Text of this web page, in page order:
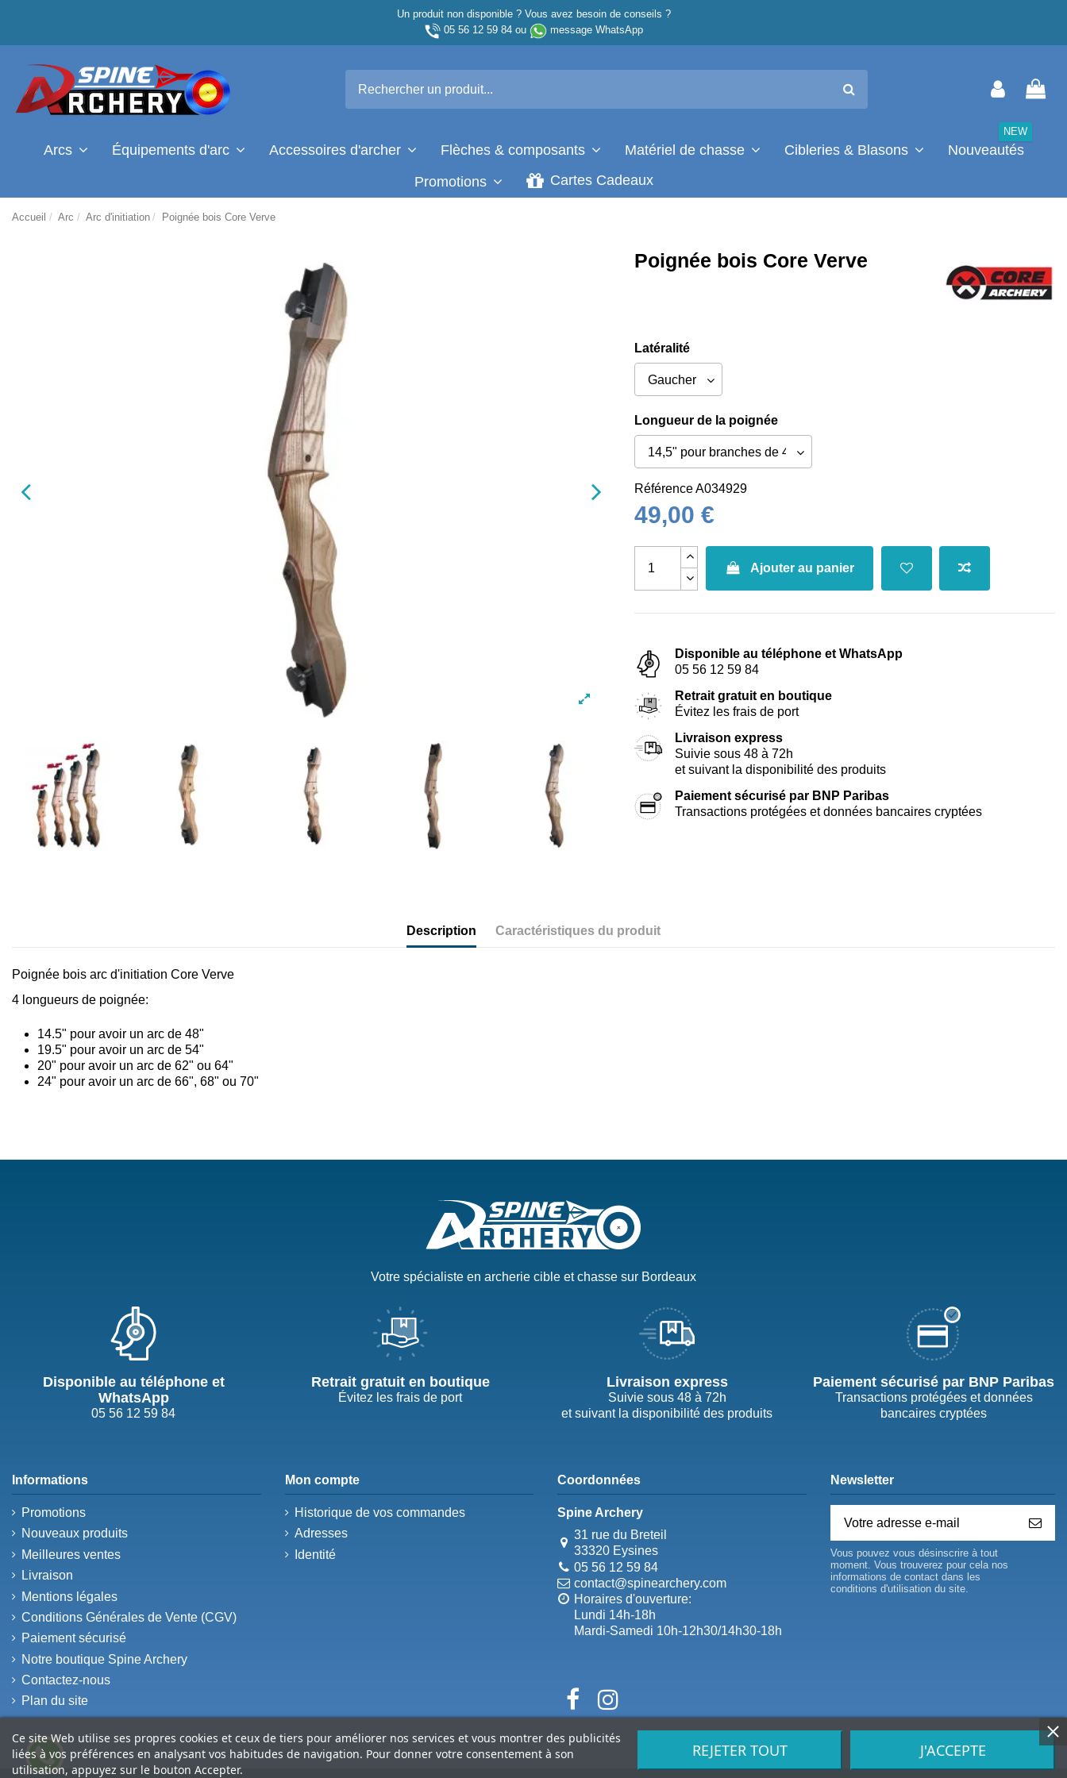
Un produit non disponible ? Vous avez besoin de conseils ?
05 56 12 59 84ou message WhatsApp
Arcs Équipements d'arc Accessoires d'archer Flèches & composants Matériel de chasse Cibleries & Blasons Nouveautés
NEW
Promotions Cartes Cadeaux
Accueil Arc Arc d'initiation Poignée bois Core Verve
Poignée bois Core Verve
Latéralité
Longueur de la poignée
RéférenceA034929
49,00 €
Ajouter au panier
Disponible au téléphone et WhatsApp
05 56 12 59 84
Retrait gratuit en boutique
Évitez les frais de port
Livraison express
Suivie sous 48 à 72h
et suivant la disponibilité des produits
Paiement sécurisé par BNP Paribas
Transactions protégées et données bancaires cryptées
Description Caractéristiques du produit
Poignée bois arc d'initiation Core Verve
4 longueurs de poignée:
14.5" pour avoir un arc de 48"
19.5" pour avoir un arc de 54"
20" pour avoir un arc de 62" ou 64"
24" pour avoir un arc de 66", 68" ou 70"
Votre spécialiste en archerie cible et chasse sur Bordeaux
Disponible au téléphone et
WhatsApp
05 56 12 59 84
Retrait gratuit en boutique
Évitez les frais de port
Livraison express
Suivie sous 48 à 72h
et suivant la disponibilité des produits
Paiement sécurisé par BNP Paribas
Transactions protégées et données
bancaires cryptées
Informations
Promotions
Nouveaux produits
Meilleures ventes
Livraison
Mentions légales
Conditions Générales de Vente (CGV)
Paiement sécurisé
Notre boutique Spine Archery
Contactez-nous
Plan du site
Mon compte
Historique de vos commandes
Adresses
Identité
Coordonnées
Spine Archery
31 rue du Breteil
33320 Eysines
05 56 12 59 84
contact@spinearchery.com
Horaires d'ouverture:
Lundi 14h-18h
Mardi-Samedi 10h-12h30/14h30-18h
Ce site Web utilise ses propres cookies et ceux de tiers pour améliorer nos services et vous montrer des publicités
liées à vos préférences en analysant vos habitudes de navigation. Pour donner votre consentement à son
utilisation, appuyez sur le bouton Accepter.
REJETER TOUT J'ACCEPTE
Newsletter
Vous pouvez vous désinscrire à tout
moment. Vous trouverez pour cela nos
informations de contact dans les
conditions d'utilisation du site.